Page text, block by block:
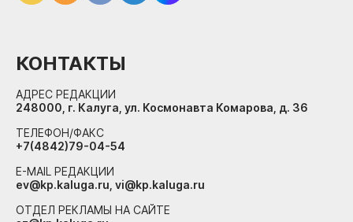
КОНТАКТЫ
АДРЕС РЕДАКЦИИ
248000, г. Калуга, ул. Космонавта Комарова, д. 36
ТЕЛЕФОН/ФАКС
+7(4842)79-04-54
E-MAIL РЕДАКЦИИ
ev@kp.kaluga.ru, vi@kp.kaluga.ru
ОТДЕЛ РЕКЛАМЫ НА САЙТЕ